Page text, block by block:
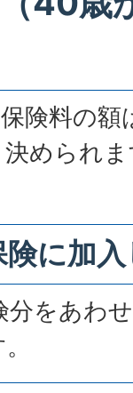
険料の額
められ
険に加
分をあわ